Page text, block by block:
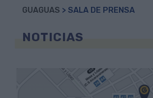
GUAGUAS > SALA DE PRENSA
NOTICIAS